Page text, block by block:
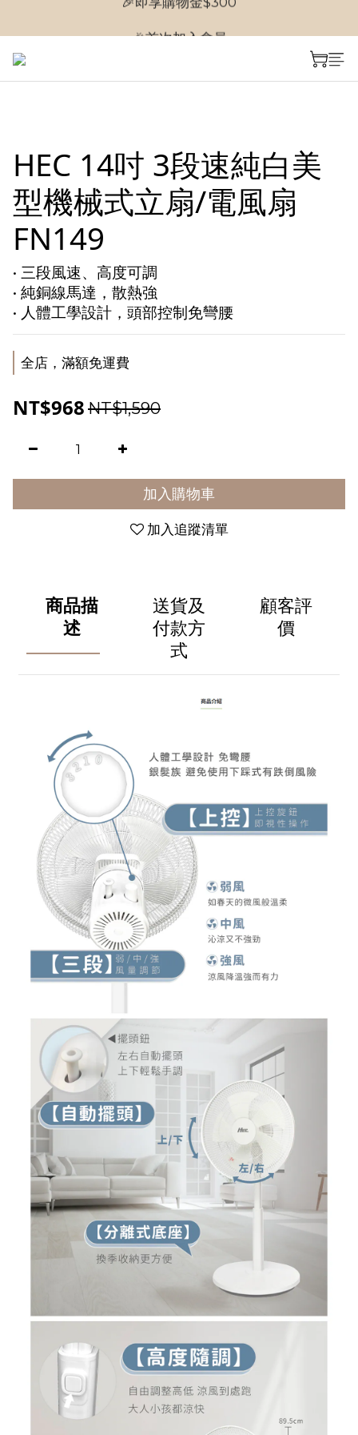
HEC 14吋 3段速純白美
型機械式立扇/電風扇
FN149
• 三段風速、高度可調
• 純銅線馬達，散熱強
• 人體工學設計，頭部控制免彎腰
全店，滿額免運費
NT$968 NT$1,590
加入購物車
加入追蹤清單
商品描
述
送貨及
付款方
式
顧客評
價